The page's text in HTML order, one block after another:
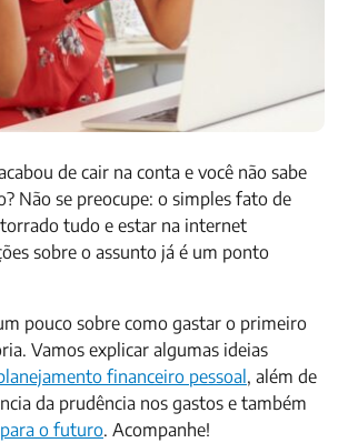
de cair na conta e você não sabe
Não se preocupe: o simples fato de
tudo e estar na internet
sobre o assunto já é um ponto
pouco sobre como gastar o primeiro
Vamos explicar algumas ideias
financeiro pessoal , além de
da prudência nos gastos e também
o futuro. Acompanhe!